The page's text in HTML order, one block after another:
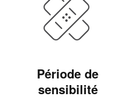
Période de
sensibilité